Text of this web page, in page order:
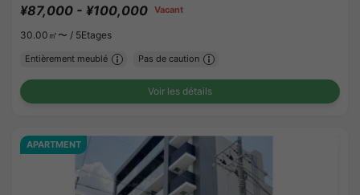
¥87,000 - ¥100,000 Vacant
30.00㎡〜 / 5Etages
Entièrement meublé Pas de caution
Voir les détails
APARTMENT